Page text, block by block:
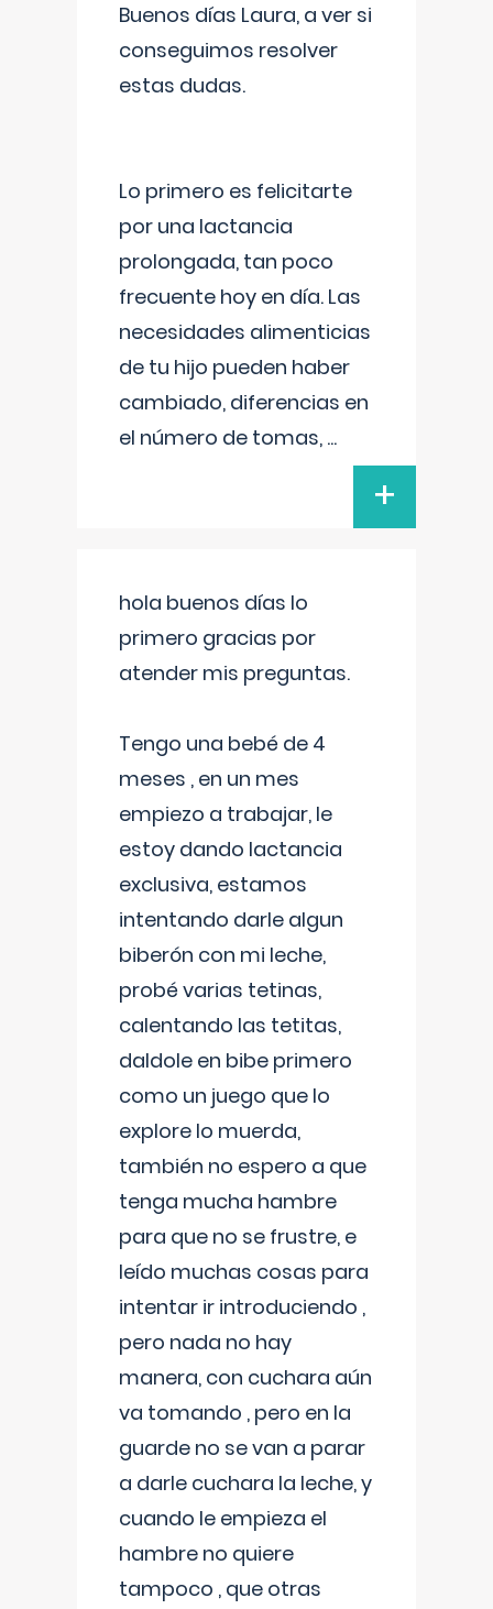
Buenos días Laura, a ver si
conseguimos resolver
estas dudas.
Lo primero es felicitarte
por una lactancia
prolongada, tan poco
frecuente hoy en día. Las
necesidades alimenticias
de tu hijo pueden haber
cambiado, diferencias en
el número de tomas, ...
+
hola buenos días lo
primero gracias por
atender mis preguntas.
Tengo una bebé de 4
meses , en un mes
empiezo a trabajar, le
estoy dando lactancia
exclusiva, estamos
intentando darle algun
biberón con mi leche,
probé varias tetinas,
calentando las tetitas,
daldole en bibe primero
como un juego que lo
explore lo muerda,
también no espero a que
tenga mucha hambre
para que no se frustre, e
leído muchas cosas para
intentar ir introduciendo ,
pero nada no hay
manera, con cuchara aún
va tomando , pero en la
guarde no se van a parar
a darle cuchara la leche, y
cuando le empieza el
hambre no quiere
tampoco , que otras